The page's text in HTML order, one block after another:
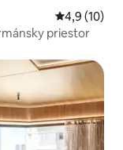
Priemerné
4,9 (10)
priestor